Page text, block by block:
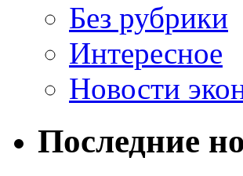
Без рубрики
Интересное
Новости
Последние